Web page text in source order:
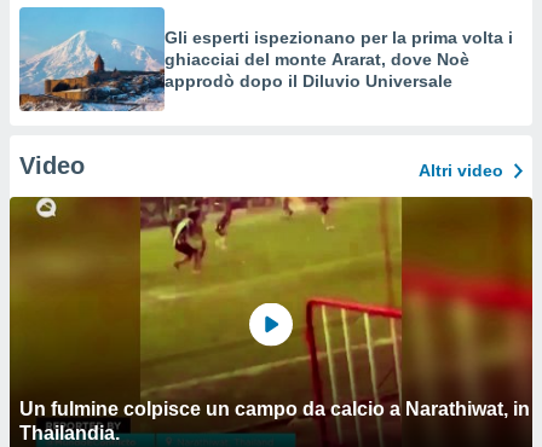
Gli esperti ispezionano per la prima volta i
ghiacciai del monte Ararat, dove Noè
approdò dopo il Diluvio Universale
Video Altri video
Un fulmine colpisce un campo da calcio a Narathiwat, in
Thailandia.